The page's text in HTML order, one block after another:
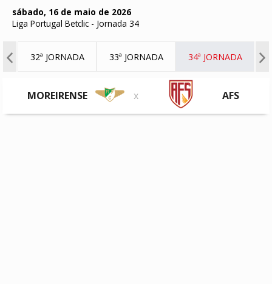
sábado, 16 de maio de 2026
Liga Portugal Betclic - Jornada 34
32ª JORNADA 33ª JORNADA 34ª JORNADA
MOREIRENSE x AFS